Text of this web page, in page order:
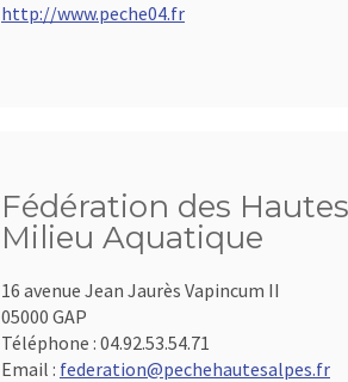
http://www.peche04.fr
Fédération des
Milieu Aquatique
16 avenue Jean Jaurès Vapincum II
05000 GAP
Téléphone : 04.92.53.54.71
Email : federation@pechehautesalpes.fr